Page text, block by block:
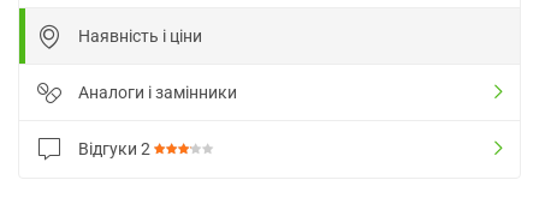
Наявність і ціни
Аналоги і замінники
Відгуки 2